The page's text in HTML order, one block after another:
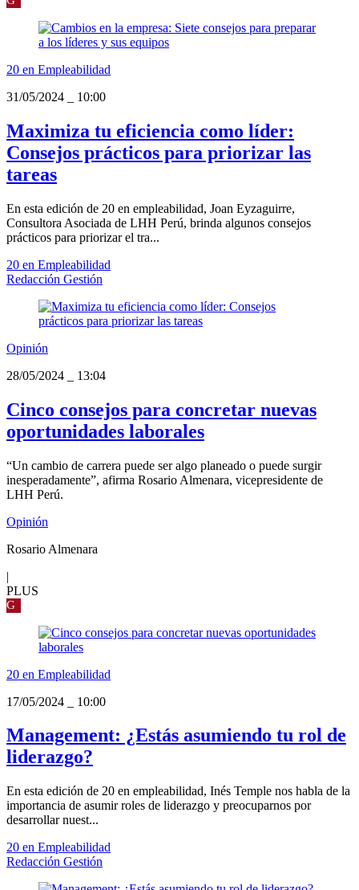
20 en Empleabilidad
31/05/2024
10:00
Maximiza tu eficiencia como líder:
Consejos prácticos para priorizar las
tareas
En esta edición de 20 en empleabilidad, Joan Eyzaguirre,
Consultora Asociada de LHH Perú, brinda algunos consejos
prácticos para priorizar el tra...
20 en Empleabilidad
Redacción Gestión
Opinión
28/05/2024
13:04
Cinco consejos para concretar nuevas
oportunidades laborales
“Un cambio de carrera puede ser algo planeado o puede surgir
inesperadamente”, afirma Rosario Almenara, vicepresidente de
LHH Perú.
Opinión
Rosario Almenara
|
PLUS
G
20 en Empleabilidad
17/05/2024
10:00
Management: ¿Estás asumiendo tu rol de
liderazgo?
En esta edición de 20 en empleabilidad, Inés Temple nos habla de la
importancia de asumir roles de liderazgo y preocuparnos por
desarrollar nuest...
20 en Empleabilidad
Redacción Gestión